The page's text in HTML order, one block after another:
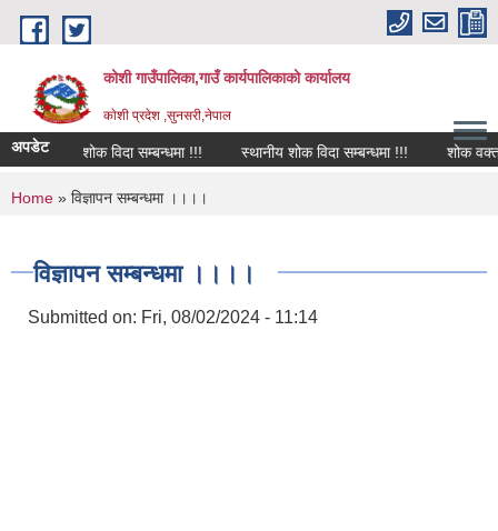
Skip to main content
कोशी गाउँपालिका,गाउँ कार्यपालिकाको कार्यालय
काेशी प्रदेश ,सुनसरी,नेपाल
अपडेट शोक विदा सम्बन्धमा !!! स्थानीय शोक विदा सम्बन्धमा !!! शोक वक्तव्य
You are here
Home » विज्ञापन सम्बन्धमा ।।।।
विज्ञापन सम्बन्धमा ।।।।
Submitted on: Fri, 08/02/2024 - 11:14